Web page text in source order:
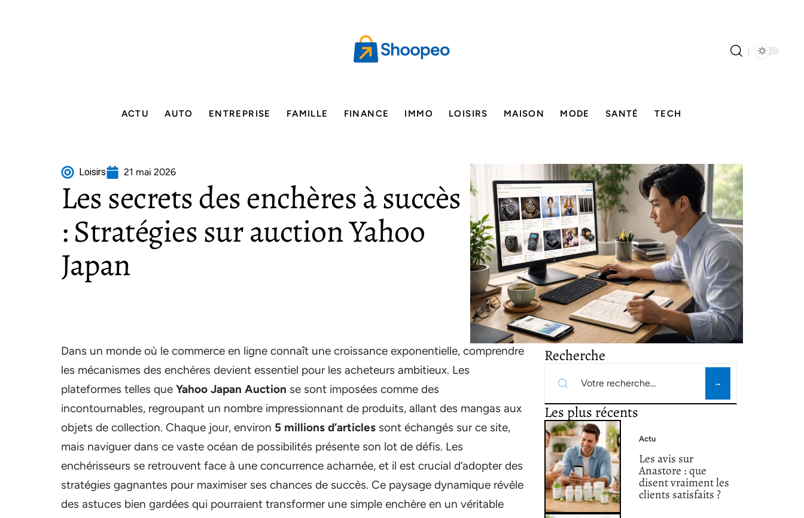
ACTU AUTO ENTREPRISE FAMILLE FINANCE IMMO LOISIRS MAISON MODE SANTÉ TECH
Loisirs 21 mai 2026
Les secrets des enchères à succès
: Stratégies sur auction Yahoo
Japan
Dans un monde où le commerce en ligne connaît une croissance exponentielle, comprendre
les mécanismes des enchères devient essentiel pour les acheteurs ambitieux. Les
plateformes telles que Yahoo Japan Auction se sont imposées comme des
incontournables, regroupant un nombre impressionnant de produits, allant des mangas aux
objets de collection. Chaque jour, environ 5 millions d’articles sont échangés sur ce site,
mais naviguer dans ce vaste océan de possibilités présente son lot de défis. Les
enchérisseurs se retrouvent face à une concurrence acharnée, et il est crucial d’adopter des
stratégies gagnantes pour maximiser ses chances de succès. Ce paysage dynamique révèle
des astuces bien gardées qui pourraient transformer une simple enchère en un véritable
Recherche
Les plus récents
Actu
Les avis sur
Anastore : que
disent vraiment les
clients satisfaits ?